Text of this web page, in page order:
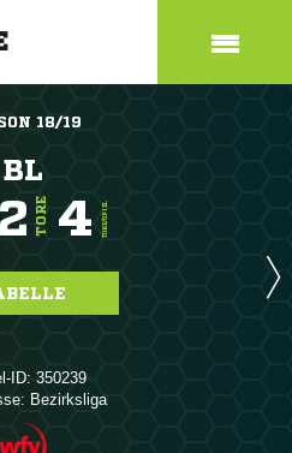
18/19
BL
TORE 4 TORE/SPIEL
ID: 350239
Bezirksliga